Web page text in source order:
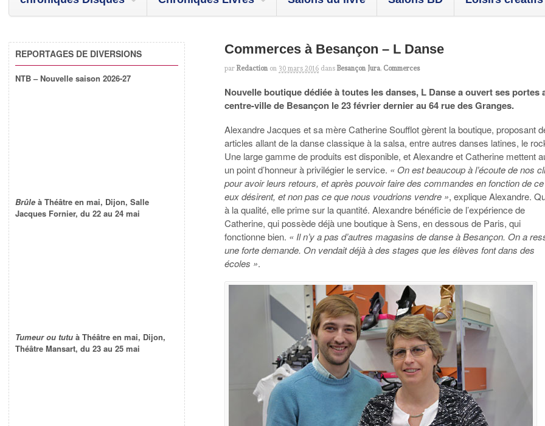
Commerces à Besançon – L Danse
par Redaction on 30 mars 2016 dans Besançon Jura, Commerces
Nouvelle boutique dédiée à toutes les danses, L Danse a ouvert ses portes
centre-ville de Besançon le 23 février dernier au 64 rue des Granges.
Alexandre Jacques et sa mère Catherine Soufflot gèrent la boutique, proposant
articles allant de la danse classique à la salsa, entre autres danses latines, le
Une large gamme de produits est disponible, et Alexandre et Catherine mettent
un point d’honneur à privilégier le service. « On est beaucoup à l’écoute de nos
pour avoir leurs retours, et après pouvoir faire des commandes en fonction de
eux désirent, et non pas ce que nous voudrions vendre », explique Alexandre.
à la qualité, elle prime sur la quantité. Alexandre bénéficie de l’expérience de
Catherine, qui possède déjà une boutique à Sens, en dessous de Paris, qui
fonctionne bien. « Il n’y a pas d’autres magasins de danse à Besançon. On a
une forte demande. On vendait déjà à des stages que les élèves font dans des
écoles ».
REPORTAGES DE DIVERSIONS
NTB – Nouvelle saison 2026-27
Brûle à Théâtre en mai, Dijon, Salle
Jacques Fornier, du 22 au 24 mai
Tumeur ou tutu à Théâtre en mai, Dijon,
Théâtre Mansart, du 23 au 25 mai